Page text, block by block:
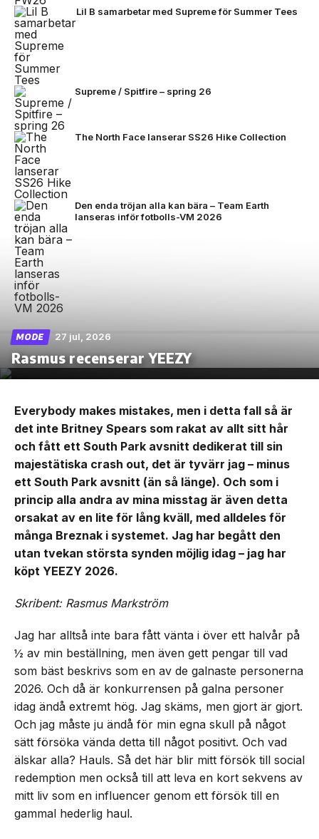
Lil B samarbetar med Supreme för Summer Tees
Supreme / Spitfire – spring 26
The North Face lanserar SS26 Hike Collection
Den enda tröjan alla kan bära – Team Earth
lanseras inför fotbolls-VM 2026
MODE 27 jul, 2026
Rasmus recenserar YEEZY
Everybody makes mistakes, men i detta fall så är
det inte Britney Spears som rakat av allt sitt hår
och fått ett South Park avsnitt dedikerat till sin
majestätiska crash out, det är tyvärr jag – minus
ett South Park avsnitt (än så länge). Och som i
princip alla andra av mina misstag är även detta
orsakat av en lite för lång kväll, med alldeles för
många Breznak i systemet. Jag har begått den
utan tvekan största synden möjlig idag – jag har
köpt YEEZY 2026.
Skribent: Rasmus Markström
Jag har alltså inte bara fått vänta i över ett halvår på
½ av min beställning, men även gett pengar till vad
som bäst beskrivs som en av de galnaste personerna
2026. Och då är konkurrensen på galna personer
idag ändå extremt hög. Jag skäms, men gjort är gjort.
Och jag måste ju ändå för min egna skull på något
sätt försöka vända detta till något positivt. Och vad
älskar alla? Hauls. Så det här blir mitt försök till social
redemption men också till att leva en kort sekvens av
mitt liv som en influencer genom ett försök till en
gammal hederlig haul.